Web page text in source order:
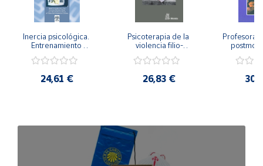
Inercia psicológica.
Entrenamiento
Igualdad de Género.
24,61 €
Psicoterapia de la
violencia filio-
secreto y la
26,83 €